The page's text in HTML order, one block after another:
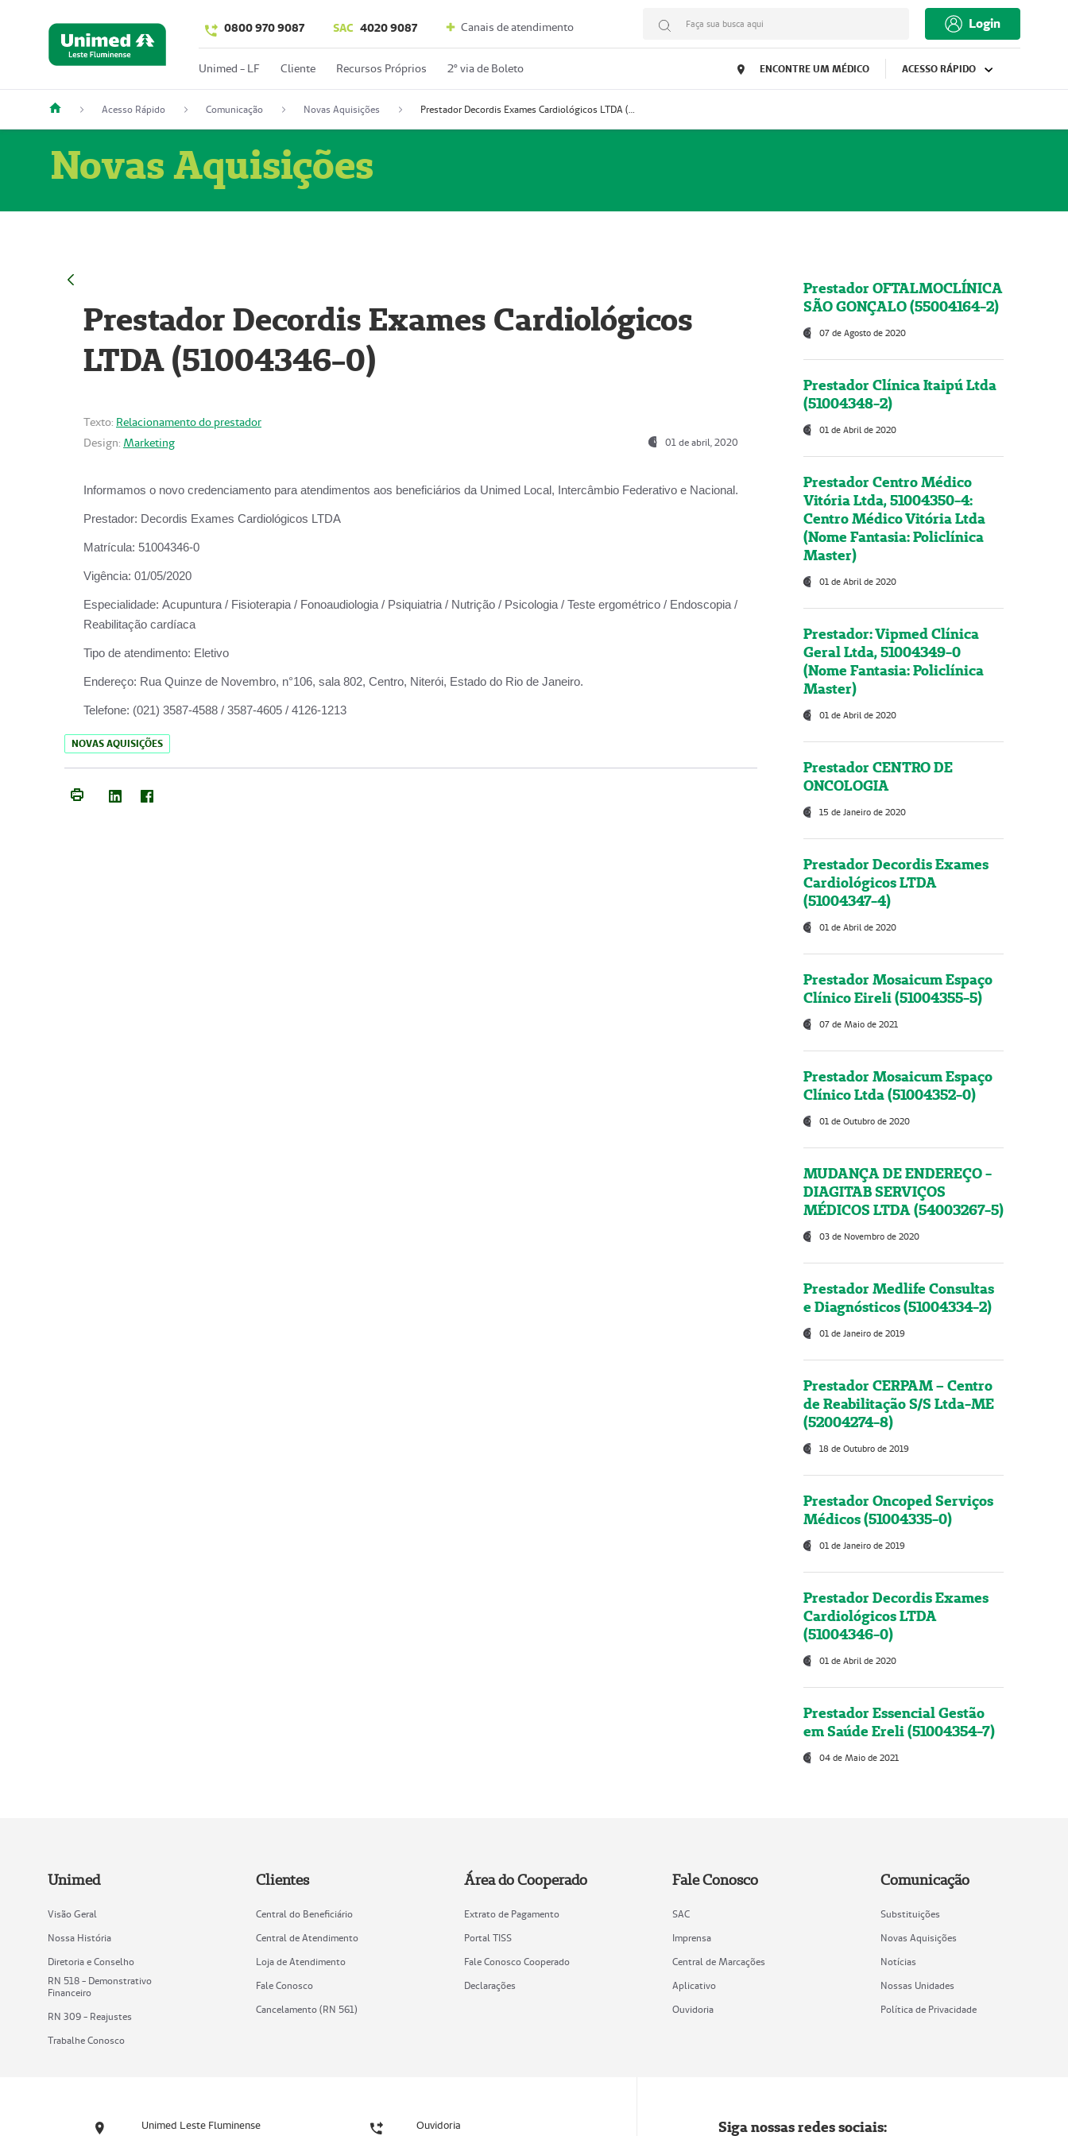
0800 970 9087 SAC 4020 9087 Canais de atendimento Faça sua busca aqui Login
Unimed - LF Cliente Recursos Próprios 2º via de Boleto ENCONTRE UM MÉDICO ACESSO RÁPIDO
Acesso Rápido Comunicação Novas Aquisições Prestador Decordis Exames Cardiológicos LTDA (51004346-0)
Novas Aquisições
Prestador Decordis Exames Cardiológicos
LTDA (51004346-0)
Texto: Relacionamento do prestador
Design: Marketing 01 de abril, 2020
Informamos o novo credenciamento para atendimentos aos beneficiários da Unimed Local, Intercâmbio Federativo e Nacional.
Prestador: Decordis Exames Cardiológicos LTDA
Matrícula: 51004346-0
Vigência: 01/05/2020
Especialidade: Acupuntura / Fisioterapia / Fonoaudiologia / Psiquiatria / Nutrição / Psicologia / Teste ergométrico / Endoscopia /
Reabilitação cardíaca
Tipo de atendimento: Eletivo
Endereço: Rua Quinze de Novembro, n°106, sala 802, Centro, Niterói, Estado do Rio de Janeiro.
Telefone: (021) 3587-4588 / 3587-4605 / 4126-1213
NOVAS AQUISIÇÕES
Prestador OFTALMOCLÍNICA
SÃO GONÇALO (55004164-2)
07 de Agosto de 2020
Prestador Clínica Itaipú Ltda
(51004348-2)
01 de Abril de 2020
Prestador Centro Médico
Vitória Ltda, 51004350-4:
Centro Médico Vitória Ltda
(Nome Fantasia: Policlínica
Master)
01 de Abril de 2020
Prestador: Vipmed Clínica
Geral Ltda, 51004349-0
(Nome Fantasia: Policlínica
Master)
01 de Abril de 2020
Prestador CENTRO DE
ONCOLOGIA
15 de Janeiro de 2020
Prestador Decordis Exames
Cardiológicos LTDA
(51004347-4)
01 de Abril de 2020
Prestador Mosaicum Espaço
Clínico Eireli (51004355-5)
07 de Maio de 2021
Prestador Mosaicum Espaço
Clínico Ltda (51004352-0)
01 de Outubro de 2020
MUDANÇA DE ENDEREÇO -
DIAGITAB SERVIÇOS
MÉDICOS LTDA (54003267-5)
03 de Novembro de 2020
Prestador Medlife Consultas
e Diagnósticos (51004334-2)
01 de Janeiro de 2019
Prestador CERPAM – Centro
de Reabilitação S/S Ltda-ME
(52004274-8)
18 de Outubro de 2019
Prestador Oncoped Serviços
Médicos (51004335-0)
01 de Janeiro de 2019
Prestador Decordis Exames
Cardiológicos LTDA
(51004346-0)
01 de Abril de 2020
Prestador Essencial Gestão
em Saúde Ereli (51004354-7)
04 de Maio de 2021
Unimed
Visão Geral
Nossa História
Diretoria e Conselho
RN 518 - Demonstrativo
Financeiro
RN 309 - Reajustes
Trabalhe Conosco
Clientes
Central do Beneficiário
Central de Atendimento
Loja de Atendimento
Fale Conosco
Cancelamento (RN 561)
Área do Cooperado
Extrato de Pagamento
Portal TISS
Fale Conosco Cooperado
Declarações
Fale Conosco
SAC
Imprensa
Central de Marcações
Aplicativo
Ouvidoria
Comunicação
Substituições
Novas Aquisições
Notícias
Nossas Unidades
Política de Privacidade
Unimed Leste Fluminense Ouvidoria Siga nossas redes sociais: